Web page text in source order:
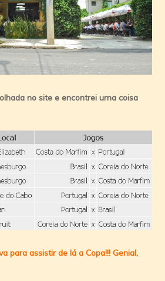
no site e encontrei uma coisa
para assistir de lá a Copa!!! Genial,